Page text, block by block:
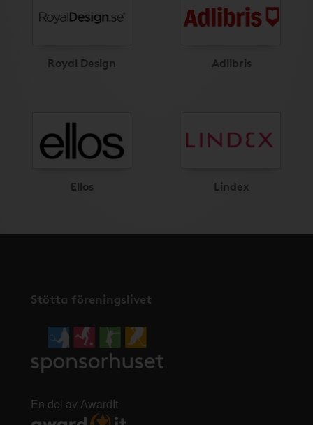
Royal Design Adlibris
Ellos Lindex
Stötta föreningslivet
En del av AwardIt